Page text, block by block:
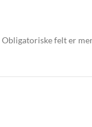
Obligatoriske felt er